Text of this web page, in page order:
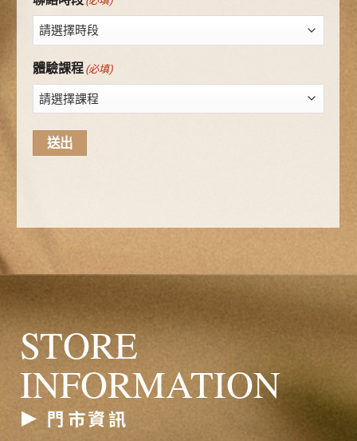
體驗課程 (必填)
STORE
INFORMATION
門市資訊